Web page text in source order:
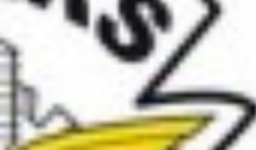
IL MOTOCLUB VALLE DELLA
CUPA PRESENTA IL SUO
RADUNO D'EPOCA…
4 Maggio 2026